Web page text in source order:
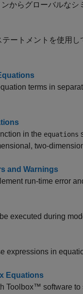
からグローバルな
テートメントを使用
terms in
in the equations
two-
and Warnings
run-time error
executed during
expressions in
Equations
Toolbox™ software